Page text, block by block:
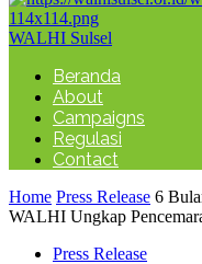
WALHI Sulsel
Beranda
About
Campaigns
Regulasi
Contact
Home Press Release 6
WALHI Ungkap
Press Release